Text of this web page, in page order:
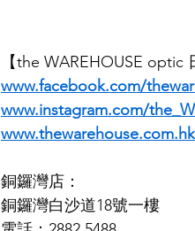
【the WAREHOUSE optic
www.facebook.com/
www.instagram.com/
www.thewarehouse.com.hk
銅鑼灣店：
銅鑼灣白沙道18號一樓